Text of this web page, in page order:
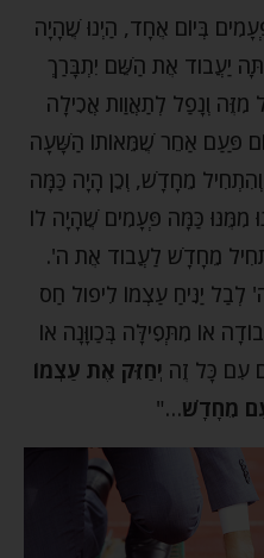
בְּיוֹם אֶחָד, הַיְנוּ שֶׁהָיָה
יַעֲבוד אֶת הַשֵּׁם יִתְבָּרַךְ
מִזֶּה וְנָפַל לְתַאֲוַות אֲכִילָה
פַּעַם אַחֵר שֶׁמֵּאוֹתוֹ הַשָּׁעָה
וְהִתְחִיל מֵחָדָשׁ, וְכֵן הָיָה כַּמָּה
מִמֶּנּוּ כַּמָּה פְּעָמִים שֶׁהָיָה לוֹ
מֵחָדָשׁ לַעֲבוד אֶת ה'.
לְבַל יַנִּיחַ עַצְמוֹ לִיפול חַס
אוֹ מִתְּפִילָּה בְּכַווָּנָה אוֹ
עִם כָּל זֶה יְחַזֵּק אֶת עַצְמוֹ
מֵחָדָשׁ…"